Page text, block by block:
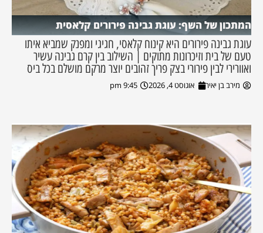
המתכון של השף: עוגת גבינה פירורים קלאסית
עוגת גבינה פירורים היא קינוח קלאסי, חגיגי ומפנק שמביא איתו
טעם של בית וזיכרונות מתוקים | השילוב בין קרם גבינה עשיר
ואוורירי לבין פירורי בצק פריך זהובים יוצר מרקם מושלם בכל ביס
מירב בן יאיר אוגוסט 4, 2026 9:45 pm